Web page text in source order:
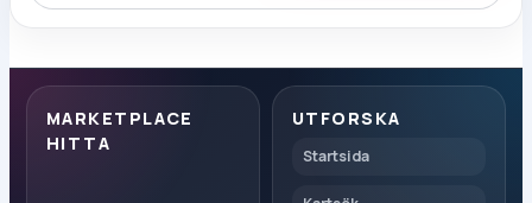
MARKETPLACE
HITTA
UTFORSKA
Startsida